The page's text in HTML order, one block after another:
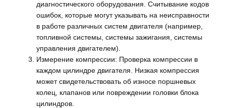
диагностического оборудования. Считывание кодов
ошибок, которые могут указывать на неисправности
в работе различных систем двигателя (например,
топливной системы, системы зажигания, системы
управления двигателем).
Измерение компрессии: Проверка компрессии в
каждом цилиндре двигателя. Низкая компрессия
может свидетельствовать об износе поршневых
колец, клапанов или повреждении головки блока
цилиндров.